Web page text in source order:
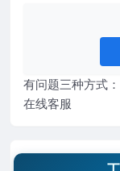
有问题三种方
在线客服